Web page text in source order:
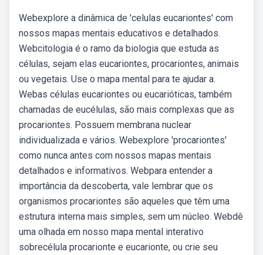
Webexplore a dinâmica de 'celulas eucariontes' com
nossos mapas mentais educativos e detalhados.
Webcitologia é o ramo da biologia que estuda as
células, sejam elas eucariontes, procariontes, animais
ou vegetais. Use o mapa mental para te ajudar a.
Webas células eucariontes ou eucarióticas, também
chamadas de eucélulas, são mais complexas que as
procariontes. Possuem membrana nuclear
individualizada e vários. Webexplore 'procariontes'
como nunca antes com nossos mapas mentais
detalhados e informativos. Webpara entender a
importância da descoberta, vale lembrar que os
organismos procariontes são aqueles que têm uma
estrutura interna mais simples, sem um núcleo. Webdê
uma olhada em nosso mapa mental interativo
sobrecélula procarionte e eucarionte, ou crie seu